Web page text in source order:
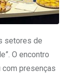
setores de
O encontro
com presenças